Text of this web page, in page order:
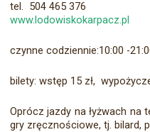
tel. 504 465 376
www.lodowiskokarpacz.pl
czynne codziennie:10:00 -
bilety: wstęp 15 zł,
Oprócz jazdy na łyżwach na
gry zręcznościowe, tj. bilard,